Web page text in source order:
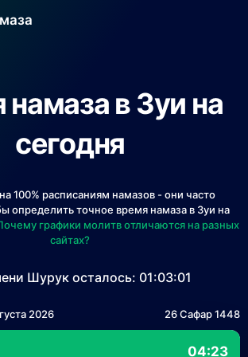
в Зуи на
сегодня
100% расписаниям намазов - они часто
определить точное время намаза в Зуи на
графики молитв отличаются на разных
сайтах?
Шурук осталось: 01:03:01
2026 26 Сафар 1448
04:23